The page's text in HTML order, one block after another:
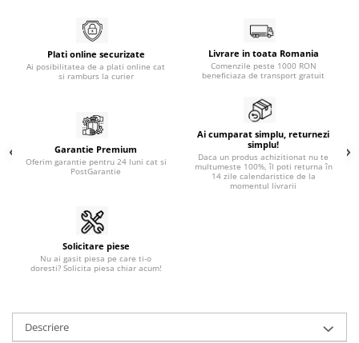
Plati online securizate
Ai posibilitatea de a plati online cat
si ramburs la curier
Livrare in toata Romania
Comenzile peste 1000 RON
beneficiaza de transport gratuit
Garantie Premium
Oferim garantie pentru 24 luni cat si
PostGarantie
Ai cumparat simplu, returnezi
simplu!
Daca un produs achizitionat nu te
multumeste 100%, îl poti returna în
14 zile calendaristice de la
momentul livrarii
Solicitare piese
Nu ai gasit piesa pe care ti-o
doresti? Solicita piesa chiar acum!
Descriere